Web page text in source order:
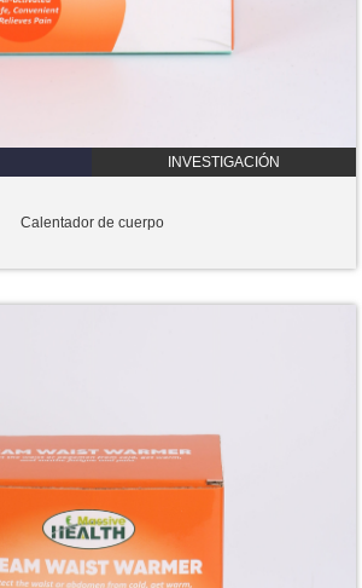
INVESTIGACIÓN
Calentador de cuerpo